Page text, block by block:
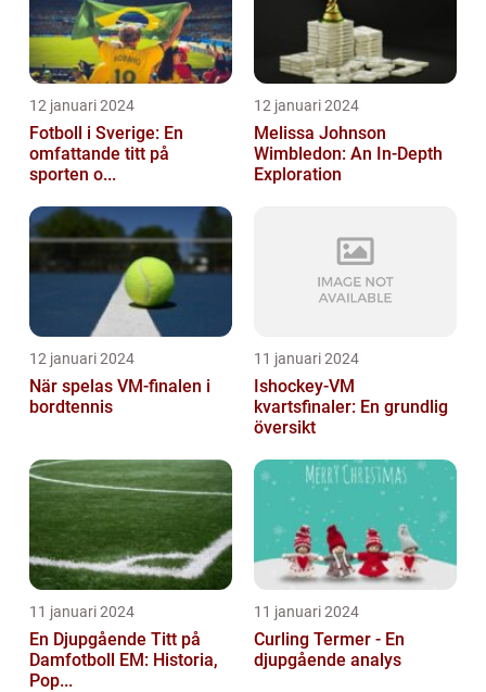
12 januari 2024
Fotboll i Sverige: En
omfattande titt på
sporten o...
12 januari 2024
Melissa Johnson
Wimbledon: An In-Depth
Exploration
12 januari 2024
När spelas VM-finalen i
bordtennis
11 januari 2024
Ishockey-VM
kvartsfinaler: En grundlig
översikt
11 januari 2024
En Djupgående Titt på
Damfotboll EM: Historia,
Pop...
11 januari 2024
Curling Termer - En
djupgående analys